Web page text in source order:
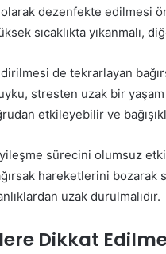
olarak dezenfekte edilmesi
sıcaklıkta yıkanmalı,
de tekrarlayan
stresten uzak bir
etkileyebilir ve
sürecini olumsuz
hareketlerini bozarak
uzak durulmalıdır.
Dikkat